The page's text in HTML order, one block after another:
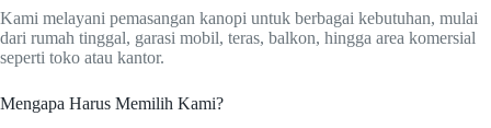
Kami melayani pemasangan kanopi untuk berbagai kebutuhan, mulai
dari rumah tinggal, garasi mobil, teras, balkon, hingga area komersial
seperti toko atau kantor.
Mengapa Harus Memilih Kami?